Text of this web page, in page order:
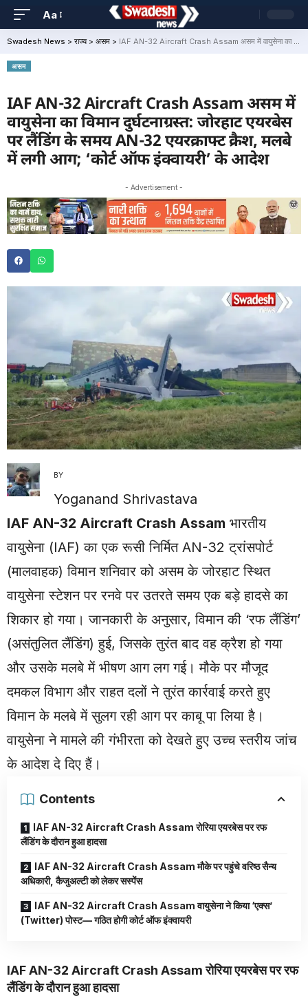
Aa
Swadesh News > राज्य> असम > IAF AN-32 Aircraft Crash Assam असम में वायुसेना का विमान दुर्घटनाग्रस्त: जोरहाट एयरबेस पर लैंडिंग के समय AN-32 एयरक्राफ्ट क्रैश, मलबे में लगी आग; ‘कोर्ट ऑफ इंक्वायरी’ के आदेश
असम
IAF AN-32 Aircraft Crash Assam असम में
वायुसेना का विमान दुर्घटनाग्रस्त: जोरहाट एयरबेस
पर लैंडिंग के समय AN-32 एयरक्राफ्ट क्रैश, मलबे
में लगी आग; ‘कोर्ट ऑफ इंक्वायरी’ के आदेश
- Advertisement -
BY
Yoganand Shrivastava
IAF AN-32 Aircraft Crash Assam भारतीय
वायुसेना (IAF) का एक रूसी निर्मित AN-32 ट्रांसपोर्ट
(मालवाहक) विमान शनिवार को असम के जोरहाट स्थित
वायुसेना स्टेशन पर रनवे पर उतरते समय एक बड़े हादसे का
शिकार हो गया। जानकारी के अनुसार, विमान की ‘रफ लैंडिंग’
(असंतुलित लैंडिंग) हुई, जिसके तुरंत बाद वह क्रैश हो गया
और उसके मलबे में भीषण आग लग गई। मौके पर मौजूद
दमकल विभाग और राहत दलों ने तुरंत कार्रवाई करते हुए
विमान के मलबे में सुलग रही आग पर काबू पा लिया है।
वायुसेना ने मामले की गंभीरता को देखते हुए उच्च स्तरीय जांच
के आदेश दे दिए हैं।
Contents
IAF AN-32 Aircraft Crash Assam रोरिया एयरबेस पर रफ
लैंडिंग के दौरान हुआ हादसा
IAF AN-32 Aircraft Crash Assam मौके पर पहुंचे वरिष्ठ सैन्य
अधिकारी, कैजुअल्टी को लेकर सस्पेंस
IAF AN-32 Aircraft Crash Assam वायुसेना ने किया ‘एक्स’
(Twitter) पोस्ट— गठित होगी कोर्ट ऑफ इंक्वायरी
IAF AN-32 Aircraft Crash Assam रोरिया एयरबेस पर रफ
लैंडिंग के दौरान हुआ हादसा